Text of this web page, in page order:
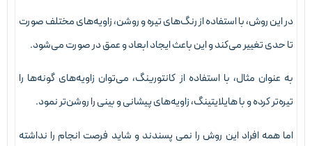
این روش، با استفاده از رنگ‌های تیره و روشن، زاویه‌های مختلف صورت
حدی تغییر می‌کند و این باعث ایجاد ابعاد و عمق در صورت می‌شود.
عنوان مثال، با استفاده از کانتورینگ، می‌توان زاویه‌های گونه‌ها را
کرده و با هایلایتینگ، زاویه‌های پیشانی و بینی را روشن‌تر نمود.
همه افراد این روش را نمی پسندند و شاید فرصت انجام را نداشته